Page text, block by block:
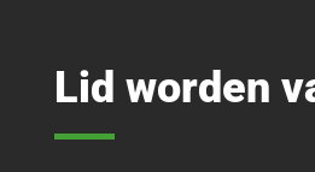
Lid worden